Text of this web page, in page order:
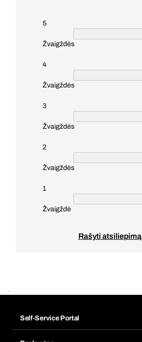
5
Žvaigždės
4
Žvaigždės
3
Žvaigždės
2
Žvaigždės
1
Žvaigždė
Rašyti atsiliepimą
.
Self-Service Portal